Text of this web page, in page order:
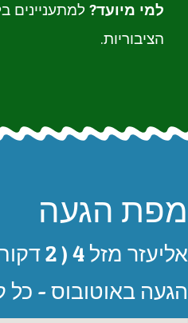
למי מיועד? למתעניינים
הציבוריות.
מפת הגעה
אליעזר מזל 4 ( 2 דקות הליכה מקניון הזהב).
הגעה באוטובוס - כל